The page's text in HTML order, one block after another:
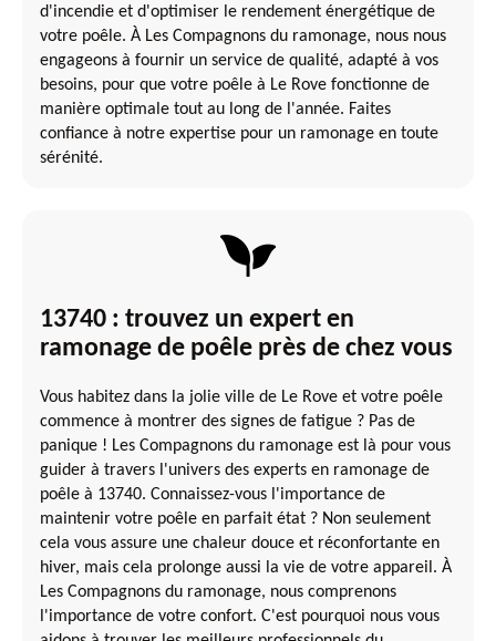
d'incendie et d'optimiser le rendement énergétique de
votre poêle. À Les Compagnons du ramonage, nous nous
engageons à fournir un service de qualité, adapté à vos
besoins, pour que votre poêle à Le Rove fonctionne de
manière optimale tout au long de l'année. Faites
confiance à notre expertise pour un ramonage en toute
sérénité.
13740 : trouvez un expert en
ramonage de poêle près de chez vous
Vous habitez dans la jolie ville de Le Rove et votre poêle
commence à montrer des signes de fatigue ? Pas de
panique ! Les Compagnons du ramonage est là pour vous
guider à travers l'univers des experts en ramonage de
poêle à 13740. Connaissez-vous l'importance de
maintenir votre poêle en parfait état ? Non seulement
cela vous assure une chaleur douce et réconfortante en
hiver, mais cela prolonge aussi la vie de votre appareil. À
Les Compagnons du ramonage, nous comprenons
l'importance de votre confort. C'est pourquoi nous vous